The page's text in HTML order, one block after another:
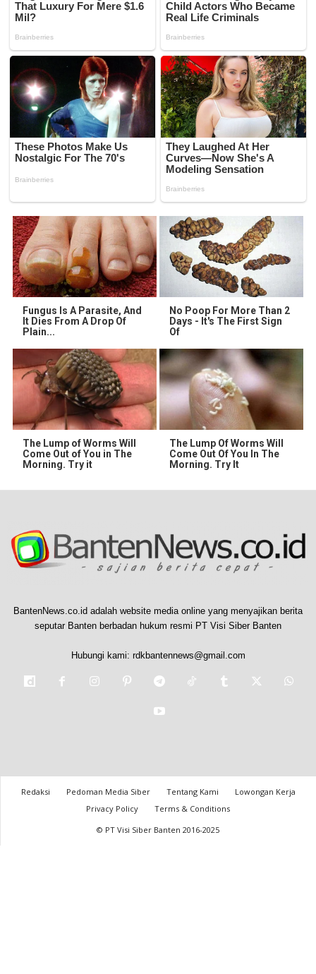
Fungus Is A Parasite, And
It Dies From A Drop Of
Plain...
No Poop For More Than 2
Days - It's The First Sign
Of
The Lump of Worms Will
Come Out of You in The
Morning. Try it
The Lump Of Worms Will
Come Out Of You In The
Morning. Try It
BantenNews.co.id adalah website media online yang menyajikan berita
seputar Banten berbadan hukum resmi PT Visi Siber Banten
Hubungi kami: rdkbantennews@gmail.com
Redaksi Pedoman Media Siber Tentang Kami
Lowongan Kerja
Privacy Policy
Terms & Conditions
© PT Visi Siber Banten 2016-2025